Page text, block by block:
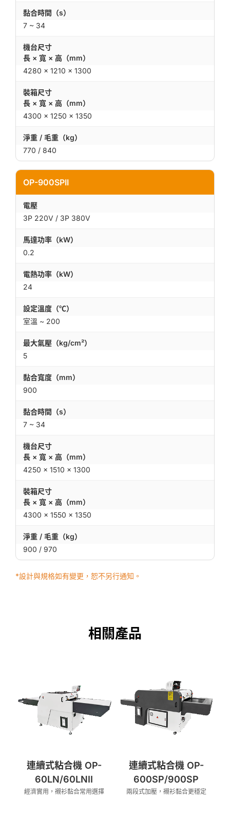
黏合時間（s）
7 ~ 34
機台尺寸
長 × 寬 × 高（mm）
4280 × 1210 × 1300
裝箱尺寸
長 × 寬 × 高（mm）
4300 × 1250 × 1350
淨重 / 毛重（kg）
770 / 840
OP-900SPII
電壓
3P 220V / 3P 380V
馬達功率（kW）
0.2
電熱功率（kW）
24
設定溫度（℃）
室溫 ~ 200
最大氣壓（kg/cm²）
5
黏合寬度（mm）
900
黏合時間（s）
7 ~ 34
機台尺寸
長 × 寬 × 高（mm）
4250 × 1510 × 1300
裝箱尺寸
長 × 寬 × 高（mm）
4300 × 1550 × 1350
淨重 / 毛重（kg）
900 / 970
*設計與規格如有變更，恕不另行通知。
相關產品
連續式粘合機 OP-
60LN/60LNII
經濟實用，襯衫黏合常用選擇
連續式粘合機 OP-
600SP/900SP
兩段式加壓，襯衫黏合更穩定